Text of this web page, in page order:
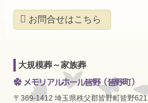
お問合せはこちら
大規模葬～家族葬
メモリアルホール皆野（皆野町）
〒369-1412 埼玉県秩父郡皆野町皆野621